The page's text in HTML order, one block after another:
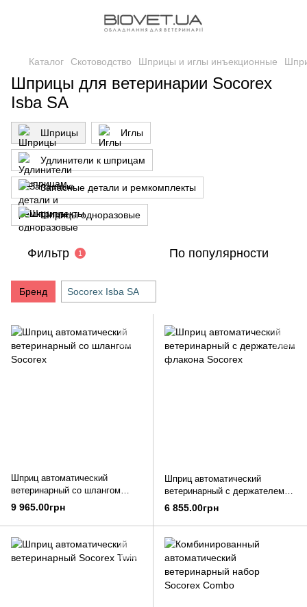
Каталог Скотоводство Шприцы и иглы инъекционные
Шприцы для ветеринарии Socorex
Isba SA
Шприцы Иглы
Удлинители к шприцам
Запасные детали и ремкомплекты
Шприцы одноразовые
Фильтр 1 По популярности
Бренд Socorex Isba SA
Шприц автоматический
ветеринарный со шлангом
Socorex
9 965.00грн
Шприц автоматический
ветеринарный с держателем
флакона Socorex
6 855.00грн